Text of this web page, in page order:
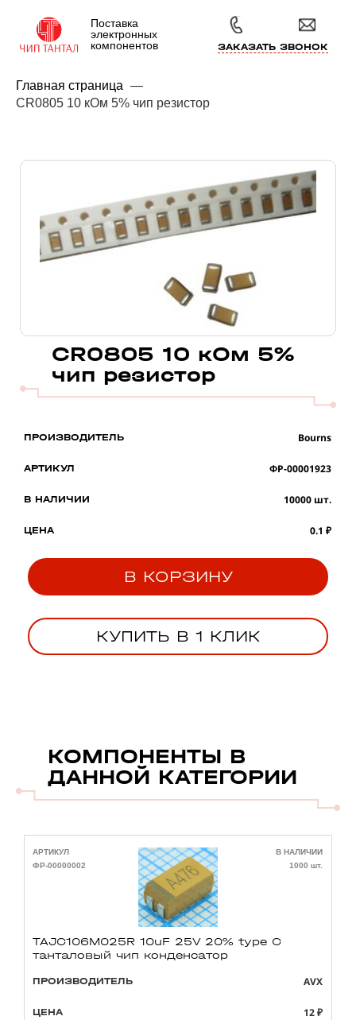
Поставка
электронных
компонентов
ЗАКАЗАТЬ ЗВОНОК
Главная страница —
CR0805 10 кОм 5% чип резистор
CR0805 10 кОм 5%
чип резистор
ПРОИЗВОДИТЕЛЬ Bourns
АРТИКУЛ ФР-00001923
В НАЛИЧИИ 10000 шт.
ЦЕНА 0.1 ₽
В КОРЗИНУ
КУПИТЬ В 1 КЛИК
КОМПОНЕНТЫ В
ДАННОЙ КАТЕГОРИИ
АРТИКУЛ
ФР-00000002
В НАЛИЧИИ
1000 шт.
TAJC106M025R 10uF 25V 20% type C
танталовый чип конденсатор
ПРОИЗВОДИТЕЛЬ AVX
ЦЕНА 12 ₽